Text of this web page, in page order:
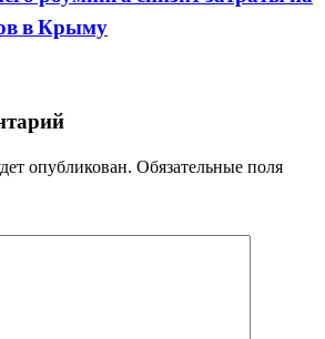
в Крыму
опубликован. Обязательные поля